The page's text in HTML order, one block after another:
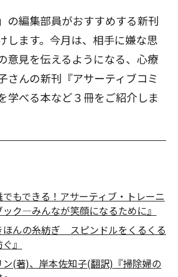
の編集部員がおすすめする新刊
します。今月は、相手に嫌な思
意見を伝えるようになる、心療
さんの新刊『アサーティブコミ
学べる本など３冊をご紹介しま
もできる！アサーティブ・トレーニ
ク―みんなが笑顔になるために』
ほんの糸紡ぎ スピンドルをくるくる
』
(著)、岸本佐知子(翻訳)『掃除婦の